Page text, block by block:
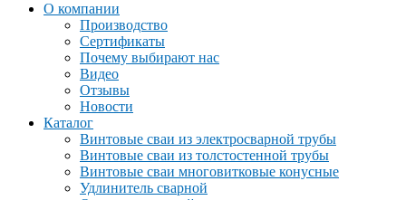
О компании
Производство
Сертификаты
Почему выбирают нас
Видео
Отзывы
Новости
Каталог
Винтовые сваи из электросварной трубы
Винтовые сваи из толстостенной трубы
Винтовые сваи многовитковые конусные
Удлинитель сварной